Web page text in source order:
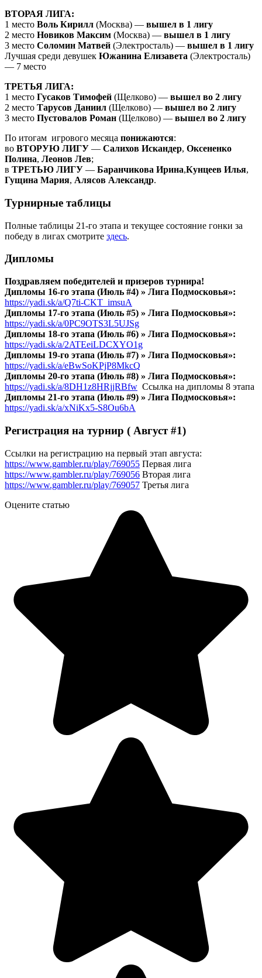
ВТОРАЯ ЛИГА:
1 место Воль Кирилл (Москва) — вышел в 1 лигу
2 место Новиков Максим (Москва) — вышел в 1 лигу
3 место Соломин Матвей (Электросталь) — вышел в 1 лигу
Лучшая среди девушек Южанина Елизавета (Электросталь)
— 7 место
ТРЕТЬЯ ЛИГА:
1 место Гусаков Тимофей (Щелково) — вышел во 2 лигу
2 место Тарусов Даниил (Щелково) — вышел во 2 лигу
3 место Пустовалов Роман (Щелково) — вышел во 2 лигу
По итогам игрового месяца понижаются:
во ВТОРУЮ ЛИГУ — Салихов Искандер, Оксененко
Полина, Леонов Лев;
в ТРЕТЬЮ ЛИГУ — Баранчикова Ирина,Кунцеев Илья,
Гущина Мария, Алясов Александр.
Турнирные таблицы
Полные таблицы 21-го этапа и текущее состояние гонки за
победу в лигах смотрите здесь.
Дипломы
Поздравляем победителей и призеров турнира!
Дипломы 16-го этапа (Июль #4) » Лига Подмосковья»:
https://yadi.sk/a/Q7ti-CKT_imsuA
Дипломы 17-го этапа (Июль #5) » Лига Подмосковья»:
https://yadi.sk/a/0PC9OTS3L5UJSg
Дипломы 18-го этапа (Июль #6) » Лига Подмосковья»:
https://yadi.sk/a/2ATEeiLDCXYO1g
Дипломы 19-го этапа (Июль #7) » Лига Подмосковья»:
https://yadi.sk/a/eBwSoKPjP8MkcQ
Дипломы 20-го этапа (Июль #8) » Лига Подмосковья»:
https://yadi.sk/a/8DH1z8HRjjRBfw Ссылка на дипломы 8 этапа
Дипломы 21-го этапа (Июль #9) » Лига Подмосковья»:
https://yadi.sk/a/xNiKx5-S8Ou6bA
Регистрация на турнир ( Август #1)
Ссылки на регистрацию на первый этап августа:
https://www.gambler.ru/play/769055 Первая лига
https://www.gambler.ru/play/769056 Вторая лига
https://www.gambler.ru/play/769057 Третья лига
Оцените статью